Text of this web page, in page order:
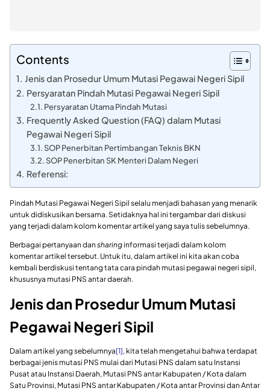
Contents
Jenis dan Prosedur Umum Mutasi Pegawai Negeri Sipil
Persyaratan Pindah Mutasi Pegawai Negeri Sipil
Persyaratan Utama Pindah Mutasi
Frequently Asked Question (FAQ) dalam Mutasi
Pegawai Negeri Sipil
SOP Penerbitan Pertimbangan Teknis BKN
SOP Penerbitan SK Menteri Dalam Negeri
Referensi:
Pindah Mutasi Pegawai Negeri Sipil selalu menjadi bahasan yang menarik
untuk didiskusikan bersama. Setidaknya hal ini tergambar dari diskusi
yang terjadi dalam kolom komentar artikel yang saya tulis sebelumnya.
Berbagai pertanyaan dan sharing informasi terjadi dalam kolom
komentar artikel tersebut. Untuk itu, dalam artikel ini kita akan coba
kembali berdiskusi tentang tata cara pindah mutasi pegawai negeri sipil,
khususnya mutasi PNS antar daerah.
Jenis dan Prosedur Umum Mutasi
Pegawai Negeri Sipil
Dalam artikel yang sebelumnya[1], kita telah mengetahui bahwa terdapat
berbagai jenis mutasi PNS mulai dari Mutasi PNS dalam satu Instansi
Pusat atau Instansi Daerah, Mutasi PNS antar Kabupaten / Kota dalam
Satu Provinsi, Mutasi PNS antar Kabupaten / Kota antar Provinsi dan Antar